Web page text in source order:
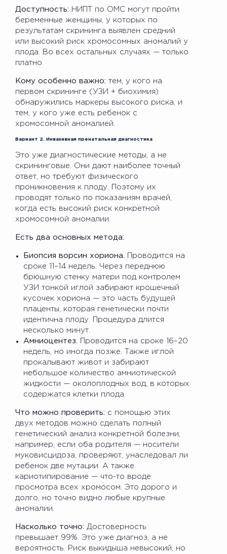
Доступность:
НИПТ по ОМС могут пройти
беременные женщины, у которых по
результатам скрининга выявлен средний
или высокий риск хромосомных аномалий у
плода. Во всех остальных случаях — только
платно.
Кому особенно важно: тем, у кого на
первом скрининге (УЗИ + биохимия)
обнаружились маркеры высокого риска, и
тем, у кого уже есть ребенок с
хромосомной аномалией.
Вариант 2. Инвазивная пренатальная диагностика
Это уже диагностические методы, а не
скрининговые. Они дают наиболее точный
ответ, но требуют физического
проникновения к плоду. Поэтому их
проводят только по показаниям врачей,
когда есть высокий риск конкретной
хромосомной аномалии.
Есть два основных метода:
Биопсия ворсин хориона.
Проводится на
сроке 11–14 недель. Через переднюю
брюшную стенку матери под контролем
УЗИ тонкой иглой забирают крошечный
кусочек хориона — это часть будущей
плаценты, которая генетически почти
идентична плоду. Процедура длится
несколько минут.
Амниоцентез.
Проводится на сроке 16–20
недель, но иногда позже. Также иглой
прокалывают живот и забирают
небольшое количество амниотической
жидкости — околоплодных вод, в которых
содержатся клетки плода.
Что можно проверить: с помощью этих
двух методов можно сделать полный
генетический анализ конкретной болезни,
например, если оба родителя — носители
муковисцидоза, проверяют, унаследовал ли
ребенок две мутации. А также
кариотипирование — что-то вроде
просмотра всех хромосом. Это дорого и
долго, но точно видно любые крупные
аномалии.
Насколько точно: Достоверность
превышает 99%. Это уже диагноз, а не
вероятность. Риск выкидыша невысокий, но